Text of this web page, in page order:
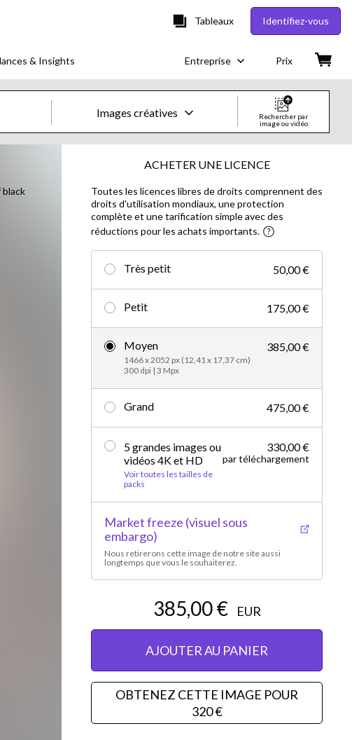
Tableaux Identifiez-vous
& Insights Entreprise Prix
Images créatives
Images
Images créatives
Vidéos créatives
Vidéos d’actualités
Rechercher par
image ou vidéo
black
ACHETER UNE LICENCE
Toutes les licences libres de droits comprennent des
droits d'utilisation mondiaux, une protection
complète et une tarification simple avec des
réductions pour les achats importants.
Très petit 50,00 €
Petit 175,00 €
Moyen
1466 x 2052 px (12,41 x 17,37 cm)
300 dpi | 3 Mpx
385,00 €
Grand 475,00 €
5 grandes images ou
vidéos 4K et HD
Voir toutes les tailles de
packs
330,00 €
par téléchargement
Market freeze (visuel sous
embargo)
Nous retirerons cette image de notre site aussi
longtemps que vous le souhaiterez.
385,00 € EUR
AJOUTER AU PANIER
OBTENEZ CETTE IMAGE POUR
320 €